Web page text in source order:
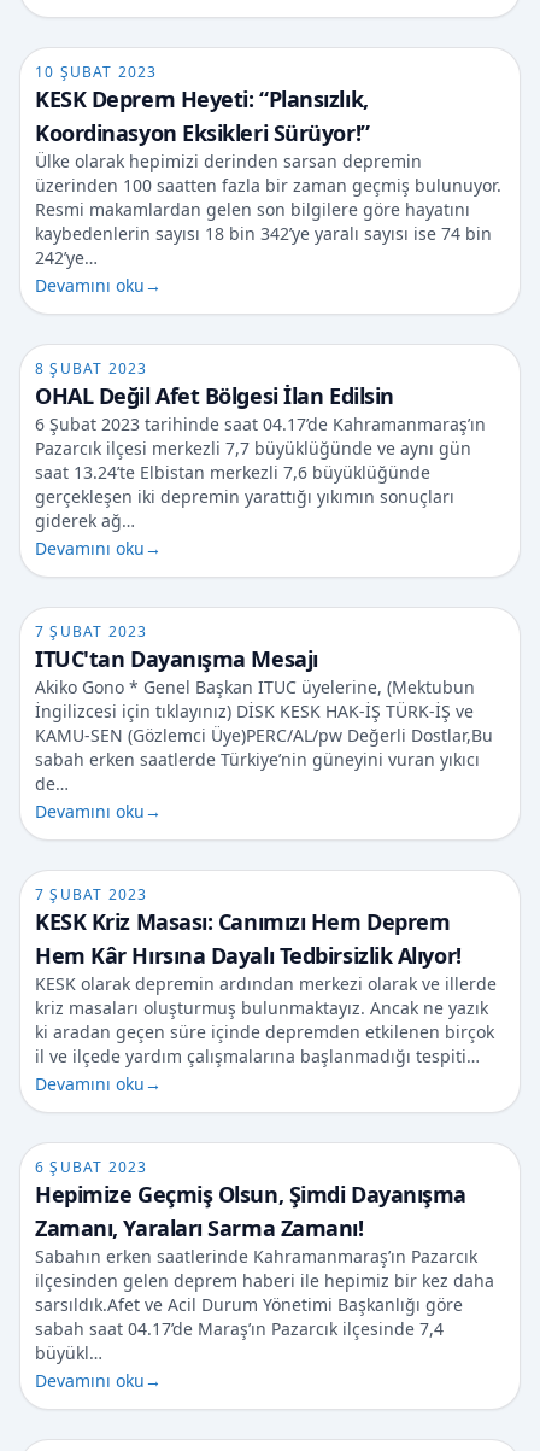
10 ŞUBAT 2023
KESK Deprem Heyeti: “Plansızlık,
Koordinasyon Eksikleri Sürüyor!”
Ülke olarak hepimizi derinden sarsan depremin
üzerinden 100 saatten fazla bir zaman geçmiş bulunuyor.
Resmi makamlardan gelen son bilgilere göre hayatını
kaybedenlerin sayısı 18 bin 342’ye yaralı sayısı ise 74 bin
242’ye…
Devamını oku→
8 ŞUBAT 2023
OHAL Değil Afet Bölgesi İlan Edilsin
6 Şubat 2023 tarihinde saat 04.17’de Kahramanmaraş’ın
Pazarcık ilçesi merkezli 7,7 büyüklüğünde ve aynı gün
saat 13.24’te Elbistan merkezli 7,6 büyüklüğünde
gerçekleşen iki depremin yarattığı yıkımın sonuçları
giderek ağ…
Devamını oku→
7 ŞUBAT 2023
ITUC'tan Dayanışma Mesajı
Akiko Gono * Genel Başkan ITUC üyelerine, (Mektubun
İngilizcesi için tıklayınız) DİSK KESK HAK-İŞ TÜRK-İŞ ve
KAMU-SEN (Gözlemci Üye)PERC/AL/pw Değerli Dostlar,Bu
sabah erken saatlerde Türkiye’nin güneyini vuran yıkıcı
de…
Devamını oku→
7 ŞUBAT 2023
KESK Kriz Masası: Canımızı Hem Deprem
Hem Kâr Hırsına Dayalı Tedbirsizlik Alıyor!
KESK olarak depremin ardından merkezi olarak ve illerde
kriz masaları oluşturmuş bulunmaktayız. Ancak ne yazık
ki aradan geçen süre içinde depremden etkilenen birçok
il ve ilçede yardım çalışmalarına başlanmadığı tespiti…
Devamını oku→
6 ŞUBAT 2023
Hepimize Geçmiş Olsun, Şimdi Dayanışma
Zamanı, Yaraları Sarma Zamanı!
Sabahın erken saatlerinde Kahramanmaraş’ın Pazarcık
ilçesinden gelen deprem haberi ile hepimiz bir kez daha
sarsıldık.Afet ve Acil Durum Yönetimi Başkanlığı göre
sabah saat 04.17’de Maraş’ın Pazarcık ilçesinde 7,4
büyükl…
Devamını oku→